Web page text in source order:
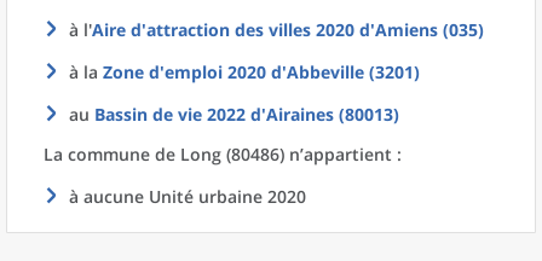
à l'Aire d'attraction des villes 2020 d'Amiens (035)
à la Zone d'emploi 2020 d'Abbeville (3201)
au Bassin de vie 2022 d'Airaines (80013)
La commune de Long (80486) n’appartient :
à aucune Unité urbaine 2020